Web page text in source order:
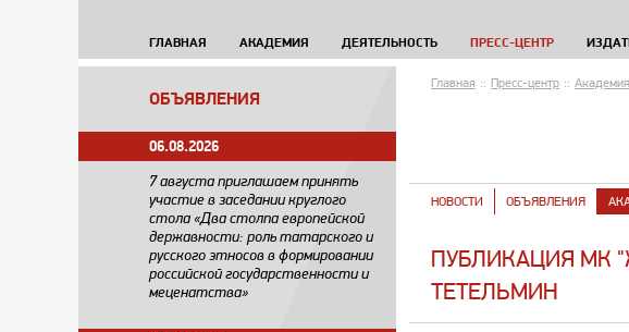
ГЛАВНАЯ АКАДЕМИЯ ДЕЯТЕЛЬНОСТЬ ПРЕСС-ЦЕНТР
ОБЪЯВЛЕНИЯ
06.08.2026
7 августа приглашаем принять
участие в заседании круглого
стола «Два столпа европейской
державности: роль татарского и
русского этносов в формировании
российской государственности и
меценатства»
Главная :: Пресс-центр ::
НОВОСТИ ОБЪЯВЛЕНИЯ
ПУБЛИКАЦИЯ МК
ТЕТЕЛЬМИН